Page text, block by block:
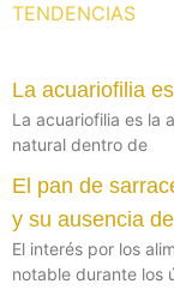
TENDENCIAS
La acuariofilia
La acuariofilia es la
natural dentro de
El pan de
y su ausencia
El interés por los
notable durante los